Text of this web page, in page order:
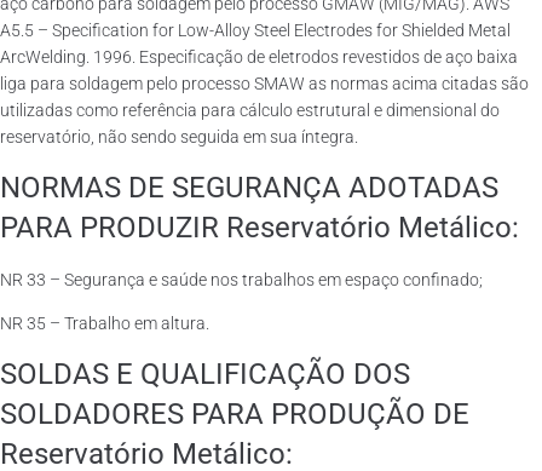
A5.5 – Specification for Low-Alloy Steel Electrodes for Shielded Metal
ArcWelding. 1996. Especificação de eletrodos revestidos de aço baixa
liga para soldagem pelo processo SMAW as normas acima citadas são
utilizadas como referência para cálculo estrutural e dimensional do
reservatório, não sendo seguida em sua íntegra.
NORMAS DE SEGURANÇA ADOTADAS
PARA PRODUZIR Reservatório Metálico:
NR 33 – Segurança e saúde nos trabalhos em espaço confinado;
NR 35 – Trabalho em altura.
SOLDAS E QUALIFICAÇÃO DOS
SOLDADORES PARA PRODUÇÃO DE
Reservatório Metálico: